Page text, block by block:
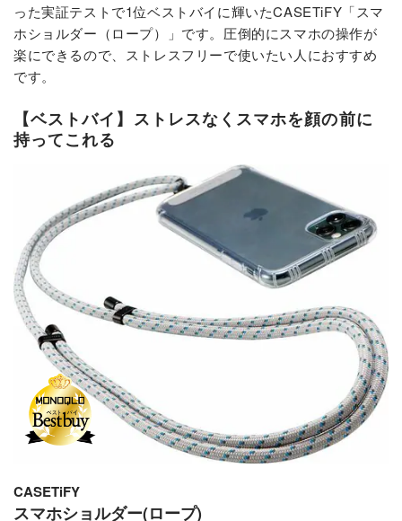
った実証テストで1位ベストバイに輝いたCASETiFY「スマ
ホショルダー（ロープ）」です。圧倒的にスマホの操作が
楽にできるので、ストレスフリーで使いたい人におすすめ
です。
【ベストバイ】ストレスなくスマホを顔の前に
持ってこれる
CASETiFY
スマホショルダー(ロープ)